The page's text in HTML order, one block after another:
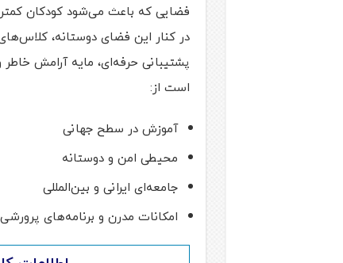
فضایی که باعث می‌شود کودکان
در کنار این فضای دوستانه،
پشتیبانی حرفه‌ای، مایه آرامش
است از:
آموزش در سطح جهانی
محیطی امن و دوستانه
جامعه‌ای ایرانی و بین‌المللی
امکانات مدرن و برنامه‌های